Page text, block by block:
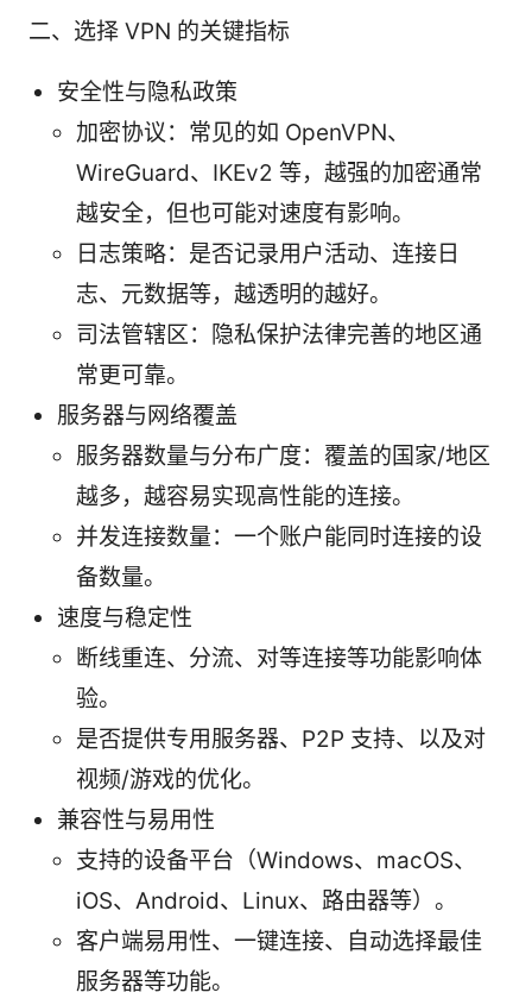
二、选择 VPN 的关键指标
安全性与隐私政策
加密协议：常见的如 OpenVPN、
WireGuard、IKEv2 等，越强的加密通常
越安全，但也可能对速度有影响。
日志策略：是否记录用户活动、连接日
志、元数据等，越透明的越好。
司法管辖区：隐私保护法律完善的地区通
常更可靠。
服务器与网络覆盖
服务器数量与分布广度：覆盖的国家/地区
越多，越容易实现高性能的连接。
并发连接数量：一个账户能同时连接的设
备数量。
速度与稳定性
断线重连、分流、对等连接等功能影响体
验。
是否提供专用服务器、P2P 支持、以及对
视频/游戏的优化。
兼容性与易用性
支持的设备平台（Windows、macOS、
iOS、Android、Linux、路由器等）。
客户端易用性、一键连接、自动选择最佳
服务器等功能。